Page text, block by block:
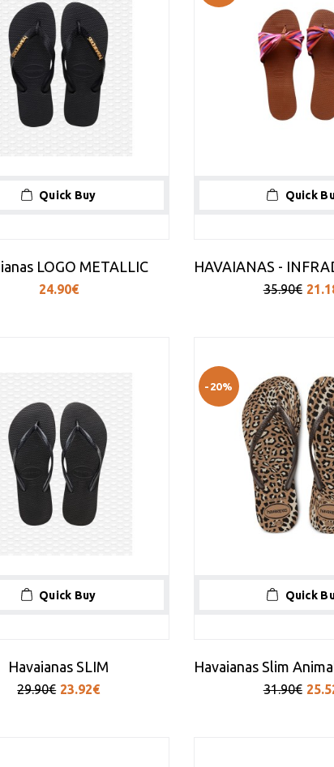
Quick Buy
LOGO METALLIC
24.90€
Quick
35.90€
Quick Buy
Havaianas SLIM
29.90€ 23.92€
-20%
Quick
31.90€